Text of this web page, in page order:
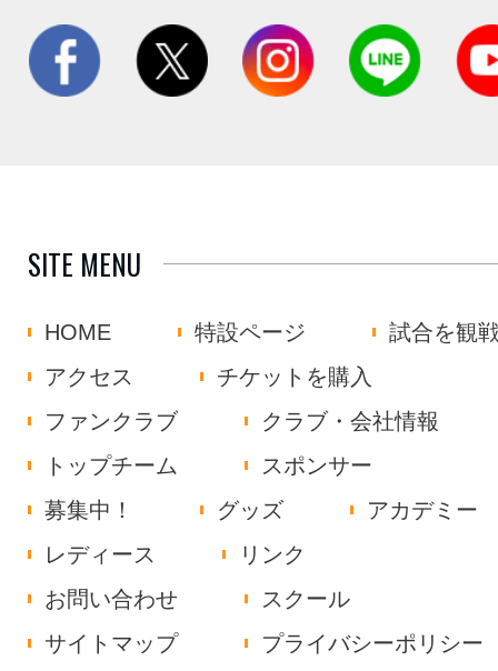
SITE MENU
HOME 特設ページ
試合を観
アクセス
チケットを購入
ファンクラブ
クラブ・会社情報
トップチーム
スポンサー
募集中！
グッズ
アカデミー
レディース
リンク
お問い合わせ
スクール
サイトマップ
プライバシーポリシー